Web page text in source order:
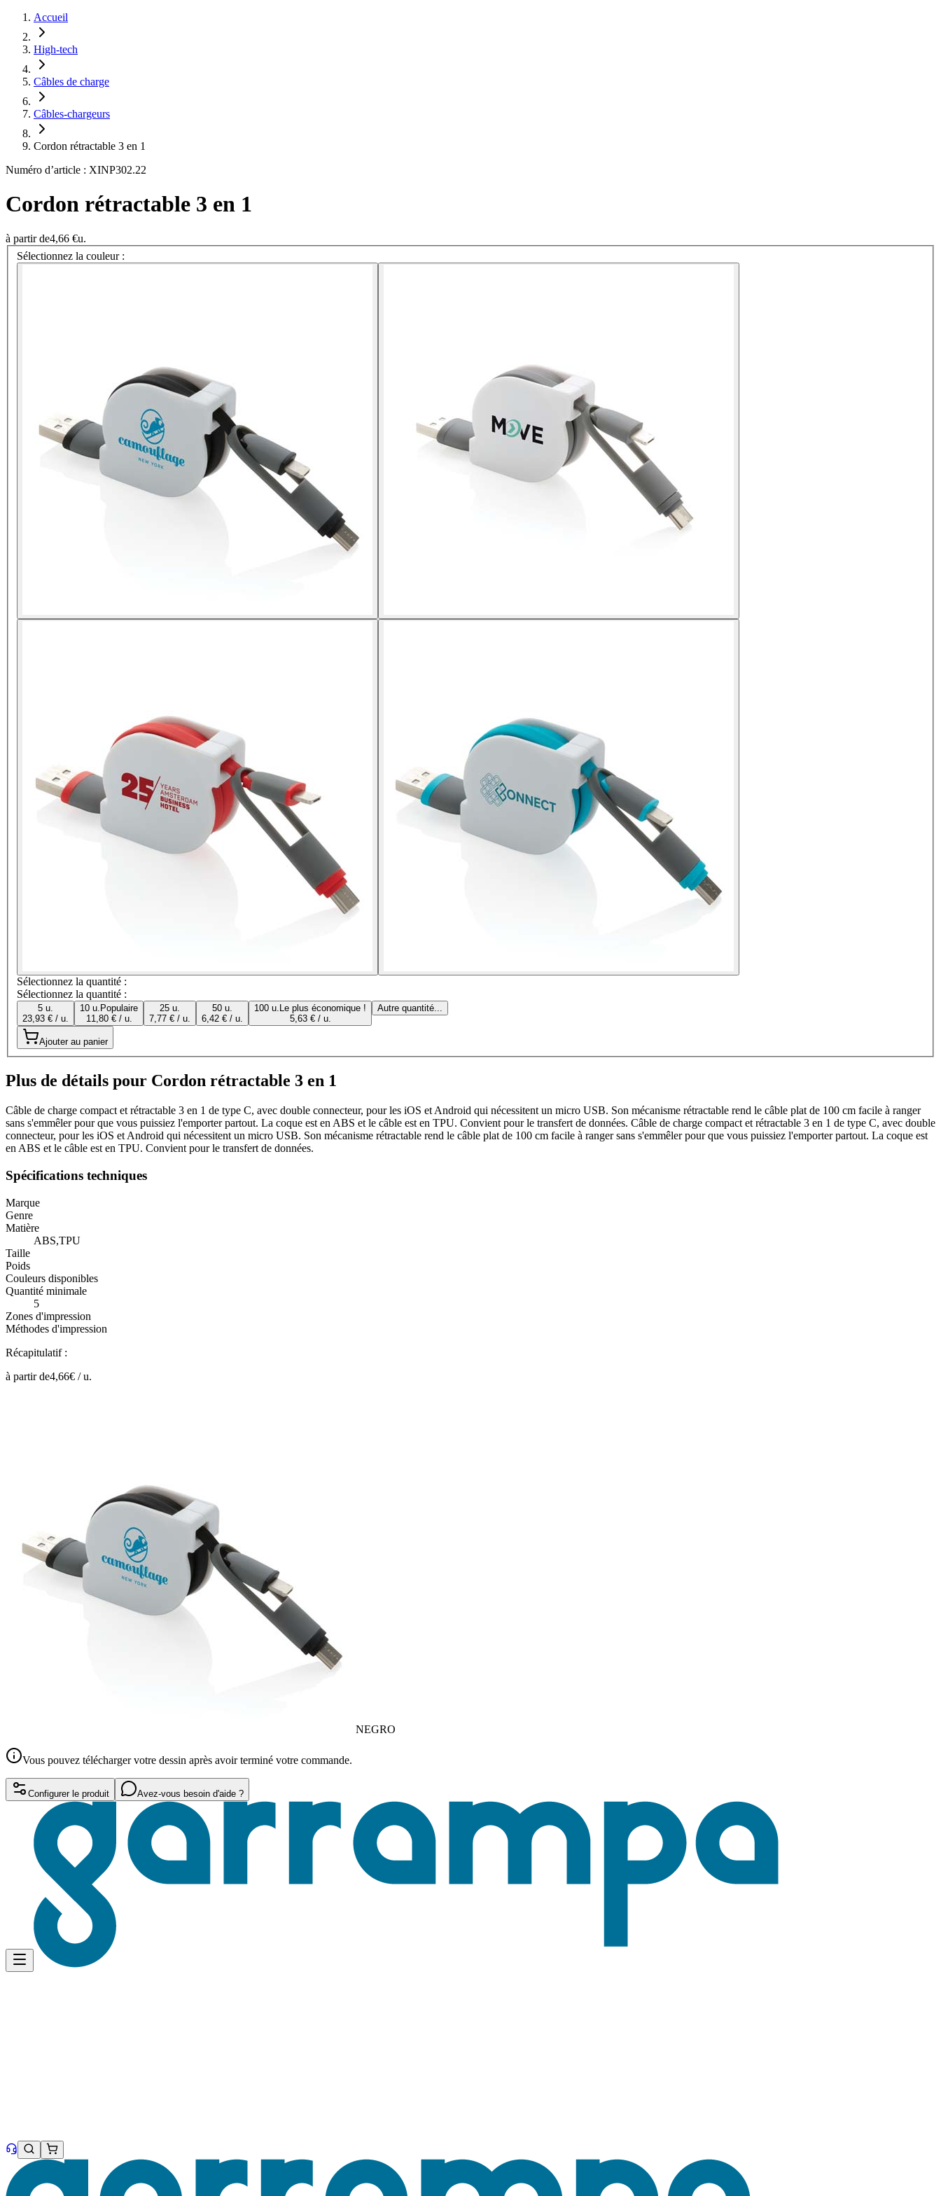
Accueil
High-tech
Câbles de charge
Câbles-chargeurs
Cordon rétractable 3 en 1
Numéro d’article : XINP302.22
Cordon rétractable 3 en 1
à partir de4,66 €u.
Sélectionnez la couleur :
Sélectionnez la quantité :
Sélectionnez la quantité :
5 u.
23,93 € / u.
10 u. Populaire
11,80 € / u.
25 u.
7,77 € / u.
50 u.
6,42 € / u.
100 u. Le plus économique !
5,63 € / u.
Autre quantité...
Ajouter au panier
Plus de détails pour Cordon rétractable 3 en 1
Câble de charge compact et rétractable 3 en 1 de type C, avec double connecteur, pour les iOS et Android qui nécessitent un micro USB. Son mécanisme rétractable rend le câble plat de 100 cm facile à ranger
sans s'emmêler pour que vous puissiez l'emporter partout. La coque est en ABS et le câble est en TPU. Convient pour le transfert de données. Câble de charge compact et rétractable 3 en 1 de type C, avec double
connecteur, pour les iOS et Android qui nécessitent un micro USB. Son mécanisme rétractable rend le câble plat de 100 cm facile à ranger sans s'emmêler pour que vous puissiez l'emporter partout. La coque est
en ABS et le câble est en TPU. Convient pour le transfert de données.
Spécifications techniques
Marque
Genre
Matière
ABS,TPU
Taille
Poids
Couleurs disponibles
Quantité minimale
5
Zones d'impression
Méthodes d'impression
Récapitulatif :
à partir de4,66€ /u.
NEGRO
Vous pouvez télécharger votre dessin après avoir terminé votre commande.
Configurer le produit Avez-vous besoin d'aide ?